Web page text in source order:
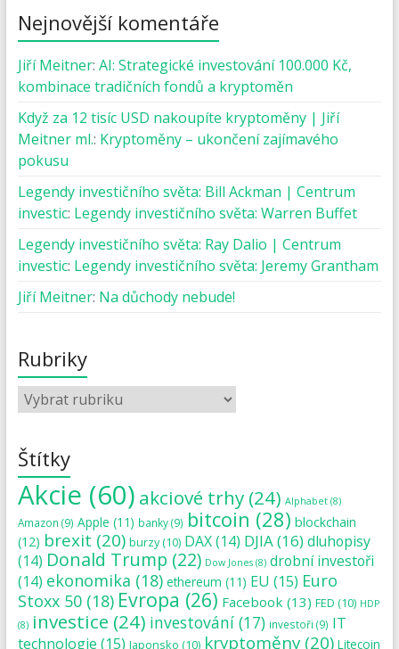
Nejnovější komentáře
Jiří Meitner: AI: Strategické investování 100.000 Kč,
kombinace tradičních fondů a kryptoměn
Když za 12 tisíc USD nakoupíte kryptoměny | Jiří
Meitner ml.: Kryptoměny – ukončení zajímavého
pokusu
Legendy investičního světa: Bill Ackman | Centrum
investic: Legendy investičního světa: Warren Buffet
Legendy investičního světa: Ray Dalio | Centrum
investic: Legendy investičního světa: Jeremy Grantham
Jiří Meitner: Na důchody nebude!
Rubriky
Štítky
Akcie (60) akciové trhy(24) Alphabet(8)
Amazon (9) Apple (11) banky(9) bitcoin (28) blockchain
(12) brexit (20) burzy(10) DAX(14) DJIA(16)dluhopisy
(14) Donald Trump (22) Dow Jones(8) drobní investoři
(14) ekonomika (18) ethereum (11) EU (15) Euro
Stoxx 50(18) Evropa (26) Facebook (13) FED (10) HDP
(8) investice (24) investování(17) investoři (9) IT
technologie (15) Japonsko (10) kryptoměny(20) Litecoin